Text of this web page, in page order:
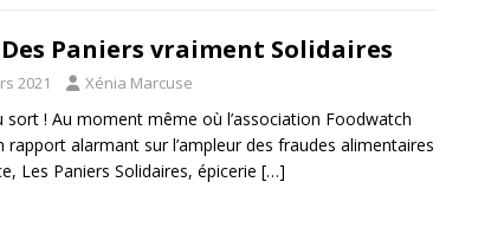
Des Paniers vraiment Solidaires
2021 Xénia Marcuse
sort ! Au moment même où l’association Foodwatch
rapport alarmant sur l’ampleur des fraudes alimentaires
Les Paniers Solidaires, épicerie […]